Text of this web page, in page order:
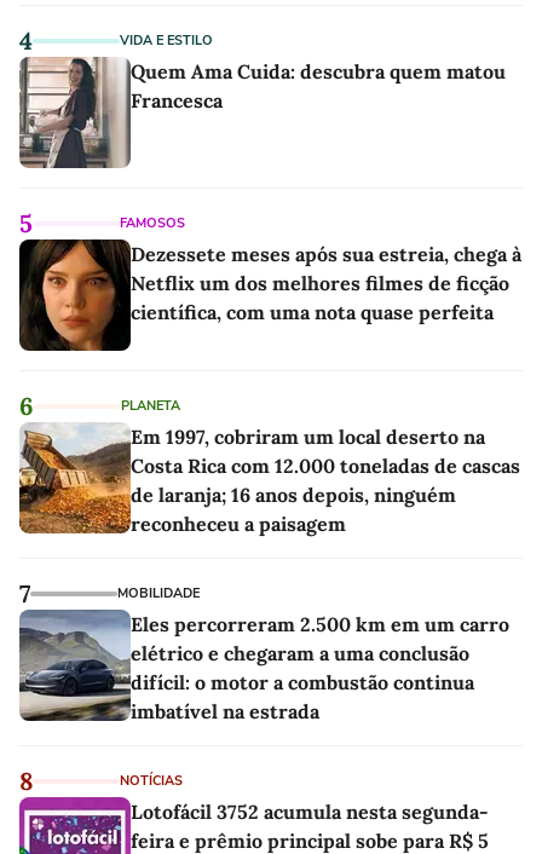
4 VIDA E ESTILO
Quem Ama Cuida: descubra quem matou
Francesca
5 FAMOSOS
Dezessete meses após sua estreia, chega à
Netflix um dos melhores filmes de ficção
científica, com uma nota quase perfeita
6 PLANETA
Em 1997, cobriram um local deserto na
Costa Rica com 12.000 toneladas de cascas
de laranja; 16 anos depois, ninguém
reconheceu a paisagem
7 MOBILIDADE
Eles percorreram 2.500 km em um carro
elétrico e chegaram a uma conclusão
difícil: o motor a combustão continua
imbatível na estrada
8 NOTÍCIAS
Lotofácil 3752 acumula nesta segunda-
feira e prêmio principal sobe para R$ 5